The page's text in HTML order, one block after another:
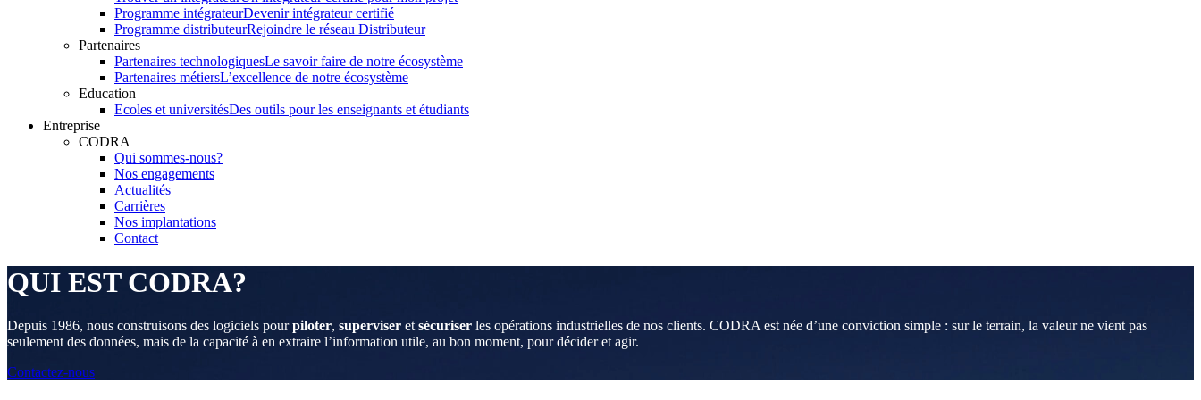
Programme intégrateurDevenir intégrateur certifié
Programme distributeurRejoindre le réseau Distributeur
Partenaires
Partenaires technologiquesLe savoir faire de notre écosystème
Partenaires métiersL’excellence de notre écosystème
Education
Ecoles et universitésDes outils pour les enseignants et étudiants
Entreprise
CODRA
Qui sommes-nous?
Nos engagements
Actualités
Carrières
Nos implantations
Contact
QUI EST CODRA?
Depuis 1986, nous construisons des logiciels pourpiloter, superviser et sécuriser les opérations industrielles de nos clients. CODRA est née d’une conviction simple : sur le terrain, la valeur ne vient pas
seulement des données, mais de la capacité à en extraire l’information utile, au bon moment, pour décider et agir.
Contactez-nous